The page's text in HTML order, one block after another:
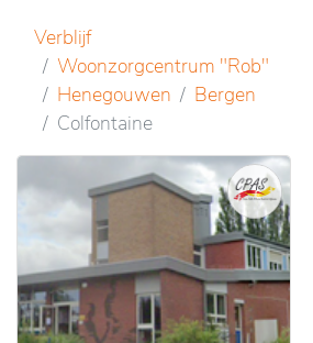
Verblijf
Woonzorgcentrum "Rob"
Henegouwen
Bergen
Colfontaine